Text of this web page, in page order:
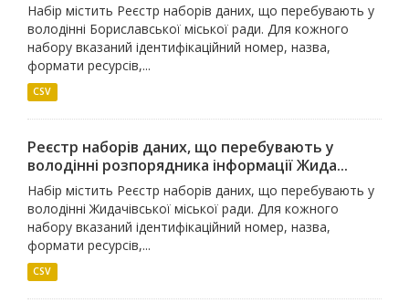
Набір містить Реєстр наборів даних, що перебувають у
володінні Бориславської міської ради. Для кожного
набору вказаний ідентифікаційний номер, назва,
формати ресурсів,...
CSV
Реєстр наборів даних, що перебувають у
володінні розпорядника інформації Жида...
Набір містить Реєстр наборів даних, що перебувають у
володінні Жидачівської міської ради. Для кожного
набору вказаний ідентифікаційний номер, назва,
формати ресурсів,...
CSV